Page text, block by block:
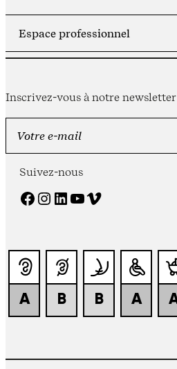
Inscrivez-vous à notre newsletter
Suivez-nous
Facebook Instagram LinkedIn YouTube Vimeo